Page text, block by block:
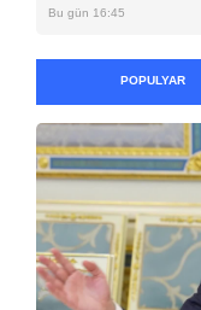
Bu gün 16:45
POPULYAR